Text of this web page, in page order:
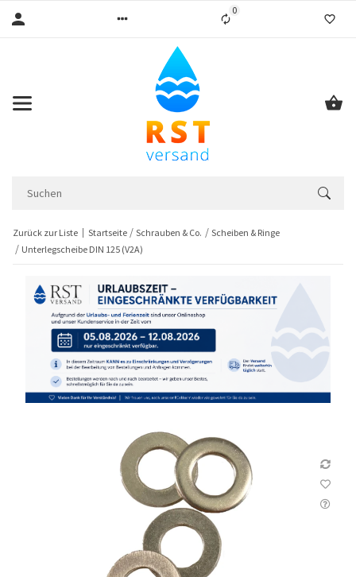
0Liste ist leer
Zurück zur Liste Startseite Schrauben & Co.
Scheiben & Ringe
Unterlegscheibe DIN 125 (V2A)